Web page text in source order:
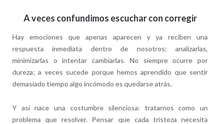
A veces confundimos escuchar con corregir
Hay emociones que apenas aparecen y ya reciben una
respuesta inmediata dentro de nosotros: analizarlas,
minimizarlas o intentar cambiarlas. No siempre ocurre por
dureza; a veces sucede porque hemos aprendido que sentir
demasiado tiempo algo incómodo es quedarse atrás.
Y así nace una costumbre silenciosa: tratarnos como un
problema que resolver. Pensar que cada tristeza necesita